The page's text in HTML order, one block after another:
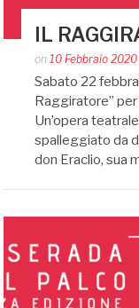
IL
Posted
by
Bin
on 10 Febbraio 2020
Sabato 22
Raggiratore”
Un’opera
spalleggiato da
don Eraclio, sua